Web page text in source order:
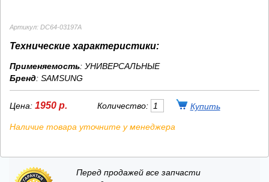
Артикул: DC64-03197A
Технические характеристики:
Применяемость: УНИВЕРСАЛЬНЫЕ
Бренд: SAMSUNG
Цена: 1950 р. Количество:
Наличие товара уточните у менеджера
Перед продажей все запчасти